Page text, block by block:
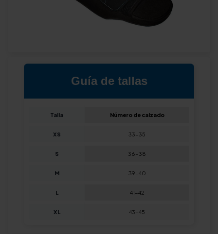
Guía de tallas
Talla Número de calzado
XS 33-35
S 36-38
M 39-40
L 41-42
XL 43-45